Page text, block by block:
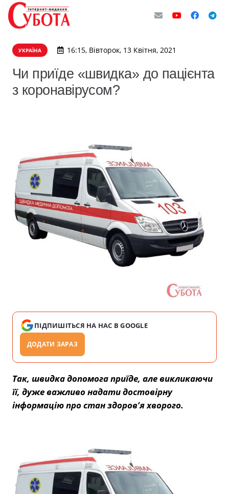
УКРАЇНА 16:15, Вівторок, 13 Квітня, 2021
Чи приїде «швидка» до пацієнта
з коронавірусом?
ПІДПИШІТЬСЯ НА НАС В GOOGLE
ДОДАТИ ЗАРАЗ
Так, швидка допомога приїде, але викликаючи
її, дуже важливо надати достовірну
інформацію про стан здоров’я хворого.